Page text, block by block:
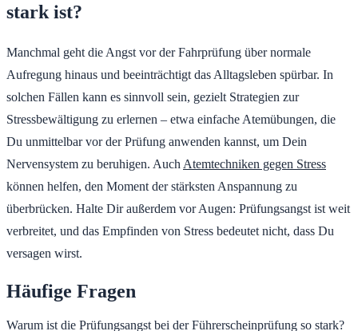
stark ist?
Manchmal geht die Angst vor der Fahrprüfung über normale
Aufregung hinaus und beeinträchtigt das Alltagsleben spürbar. In
solchen Fällen kann es sinnvoll sein, gezielt Strategien zur
Stressbewältigung zu erlernen – etwa einfache Atemübungen, die
Du unmittelbar vor der Prüfung anwenden kannst, um Dein
Nervensystem zu beruhigen. Auch Atemtechniken gegen Stress
können helfen, den Moment der stärksten Anspannung zu
überbrücken. Halte Dir außerdem vor Augen: Prüfungsangst ist weit
verbreitet, und das Empfinden von Stress bedeutet nicht, dass Du
versagen wirst.
Häufige Fragen
Warum ist die Prüfungsangst bei der Führerscheinprüfung so stark?